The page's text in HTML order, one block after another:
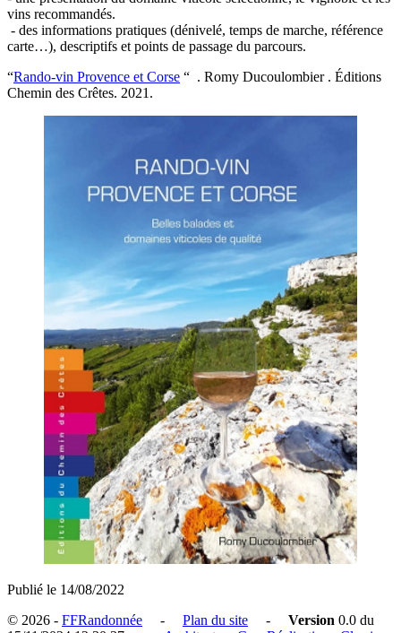
vins recommandés.
- des informations pratiques (dénivelé, temps de marche, référence
carte…), descriptifs et points de passage du parcours.
“Rando-vin Provence et Corse “ . Romy Ducoulombier . Éditions
Chemin des Crêtes. 2021.
Publié le 14/08/2022
© 2026 - FFRandonnée - Plan du site - Version 0.0 du